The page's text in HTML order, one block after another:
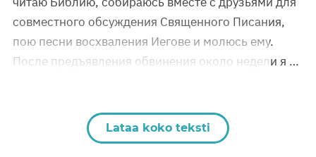
совместного обсуждения Священного Писания,
пою песни восхваления Иегове и молюсь ему.
После предъявления обвинения около недели я …
Lataa koko teksti